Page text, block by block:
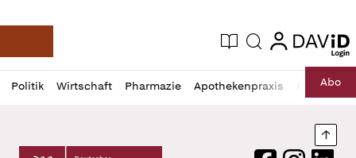
Deutsche Apotheker Zeitung
Aktuelle Ausgabe
Suche login
login
Politik Wirtschaft Pharmazie Apothekenpraxis RechtAbo
Profil
öffnen
Daz
Pur
Deutscher Apotheker Verlag Logo
FacebookInstagram